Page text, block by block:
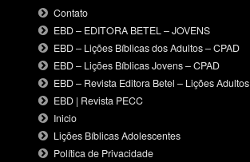
Contato
EBD – EDITORA BETEL – JOVENS
EBD – Lições Bíblicas dos Adultos – CPAD
EBD – Lições Bíblicas Jovens – CPAD
EBD – Revista Editora Betel – Lições Adultos
EBD | Revista PECC
Inicio
Lições Bíblicas Adolescentes
Política de Privacidade